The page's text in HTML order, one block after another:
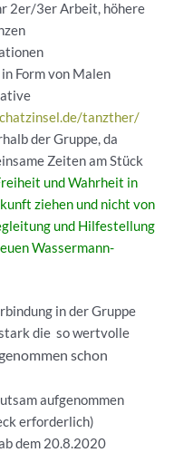
2er/3er Arbeit, höhere
Form von Malen
tanzther/
der Gruppe, da
Zeiten am Stück
und Wahrheit in
ziehen und nicht von
und Hilfestellung
Wassermann-
in der Gruppe
die so wertvolle
schon
aufgenommen
erforderlich)
dem 20.8.2020